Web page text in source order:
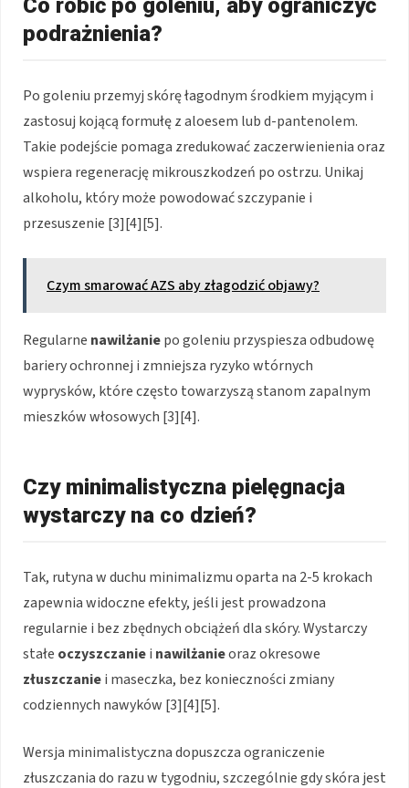
Co robić po goleniu, aby ograniczyć
podrażnienia?
Po goleniu przemyj skórę łagodnym środkiem myjącym i
zastosuj kojącą formułę z aloesem lub d-pantenolem.
Takie podejście pomaga zredukować zaczerwienienia oraz
wspiera regenerację mikrouszkodzeń po ostrzu. Unikaj
alkoholu, który może powodować szczypanie i
przesuszenie [3][4][5].
Czym smarować AZS aby złagodzić objawy?
Regularne nawilżaniepo goleniu przyspiesza odbudowę
bariery ochronnej i zmniejsza ryzyko wtórnych
wyprysków, które często towarzyszą stanom zapalnym
mieszków włosowych [3][4].
Czy minimalistyczna pielęgnacja
wystarczy na co dzień?
Tak, rutyna w duchu minimalizmu oparta na 2-5 krokach
zapewnia widoczne efekty, jeśli jest prowadzona
regularnie i bez zbędnych obciążeń dla skóry. Wystarczy
stałe oczyszczaniei nawilżanieoraz okresowe
złuszczaniei maseczka, bez konieczności zmiany
codziennych nawyków [3][4][5].
Wersja minimalistyczna dopuszcza ograniczenie
złuszczania do razu w tygodniu, szczególnie gdy skóra jest